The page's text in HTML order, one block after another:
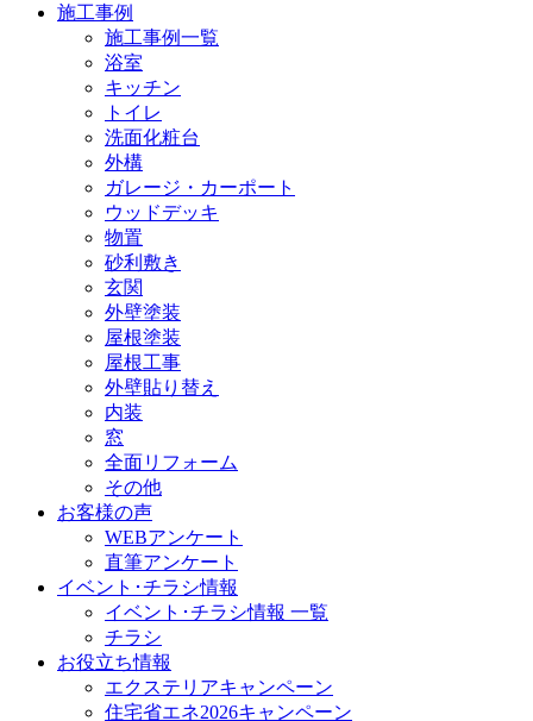
施工事例
施工事例一覧
浴室
キッチン
トイレ
洗面化粧台
外構
ガレージ・カーポート
ウッドデッキ
物置
砂利敷き
玄関
外壁塗装
屋根塗装
屋根工事
外壁貼り替え
内装
窓
全面リフォーム
その他
お客様の声
WEBアンケート
直筆アンケート
イベント･チラシ情報
イベント･チラシ情報 一覧
チラシ
お役立ち情報
エクステリアキャンペーン
住宅省エネ2026キャンペーン